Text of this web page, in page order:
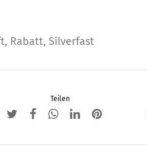
, Rabatt, Silverfast
Teilen